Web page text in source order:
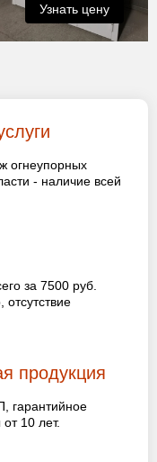
Узнать цену
огнеупорных
- наличие всей
за 7500 руб.
отсутствие
продукция
гарантийное
10 лет.